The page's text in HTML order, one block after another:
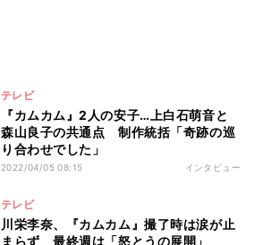
テレビ
『カムカム』2人の安子…上白石萌音と
森山良子の共通点 制作統括「奇跡の巡
り合わせでした」
2022/04/05 08:15 インタビュー
テレビ
川栄李奈、『カムカム』撮了時は涙が止
まらず 最終週は「怒とうの展開」